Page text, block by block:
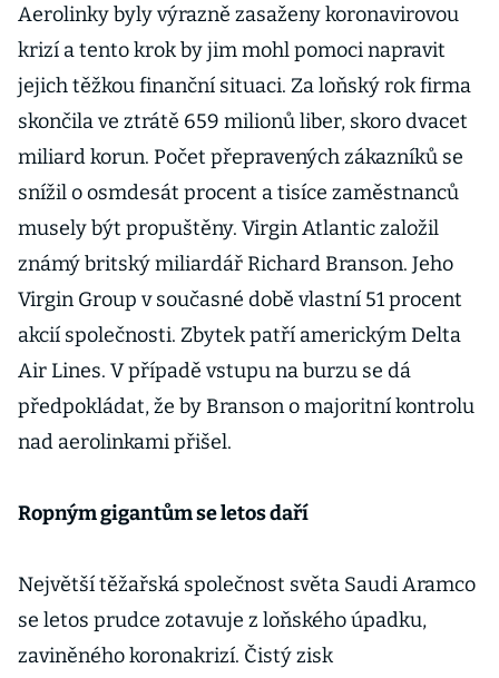
Aerolinky byly výrazně zasaženy koronavirovou
krizí a tento krok by jim mohl pomoci napravit
jejich těžkou finanční situaci. Za loňský rok firma
skončila ve ztrátě 659 milionů liber, skoro dvacet
miliard korun. Počet přepravených zákazníků se
snížil o osmdesát procent a tisíce zaměstnanců
musely být propuštěny. Virgin Atlantic založil
známý britský miliardář Richard Branson. Jeho
Virgin Group v současné době vlastní 51 procent
akcií společnosti. Zbytek patří americkým Delta
Air Lines. V případě vstupu na burzu se dá
předpokládat, že by Branson o majoritní kontrolu
nad aerolinkami přišel.
Ropným gigantům se letos daří
Největší těžařská společnost světa Saudi Aramco
se letos prudce zotavuje z loňského úpadku,
zaviněného koronakrizí. Čistý zisk